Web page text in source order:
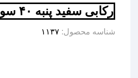
رکابی سفید پنبه ۴۰ سوپر
شناسه محصول: ۱۱۳۷